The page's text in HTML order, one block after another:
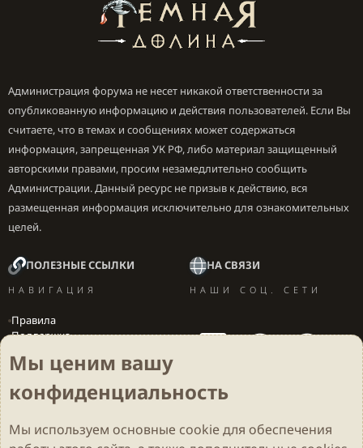
Администрация форума не несет никакой ответственности за
опубликованную информацию и действия пользователей. Если Вы
считаете, что в темах и сообщениях может содержаться
информация, запрещенная УК РФ, либо материал защищенный
авторскими правами, просим незамедлительно сообщить
Администрации. Данный ресурс не призыв к действию, вся
размещенная информация исключительно для ознакомительных
целей.
ПОЛЕЗНЫЕ ССЫЛКИ
НАВИГАЦИЯ
Правила
Поддержка
Локализация игр
НА СВЯЗИ
НАШИ СОЦ. СЕТИ
Cookies Darkdale - Основа [v.2.3.2 rc1] 🔥 Русский (RU)
Мы ценим вашу
конфиденциальность
Мы используем основные cookieдля обеспечения